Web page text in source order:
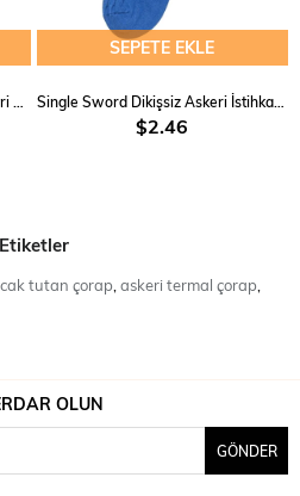
Single Sword Yazlık Çorap - Askeri Bot Çorabı
SEPETE EKLE
Single Sword Dikişsiz Askeri İstihkak Çorap 4 Mevsim
$2.46
Etiketler
tutan çorap askeri termal çorap
OLUN
GÖNDER